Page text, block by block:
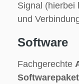
Signal (hierbei
und
Software
Fachgerechte